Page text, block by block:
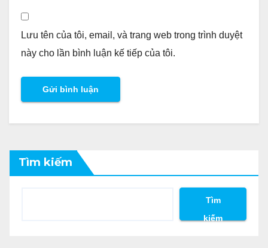
Lưu tên của tôi, email, và trang web trong trình duyệt
này cho lần bình luận kế tiếp của tôi.
Tìm kiếm
Tìm
kiếm